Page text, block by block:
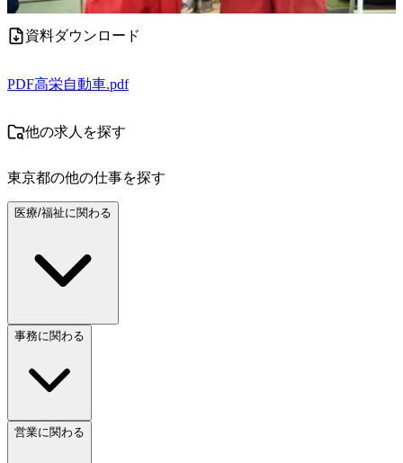
資料ダウンロード
PDF高栄自動車.pdf
他の求人を探す
東京都の他の仕事を探す
医療/福祉に関わる
事務に関わる
営業に関わる